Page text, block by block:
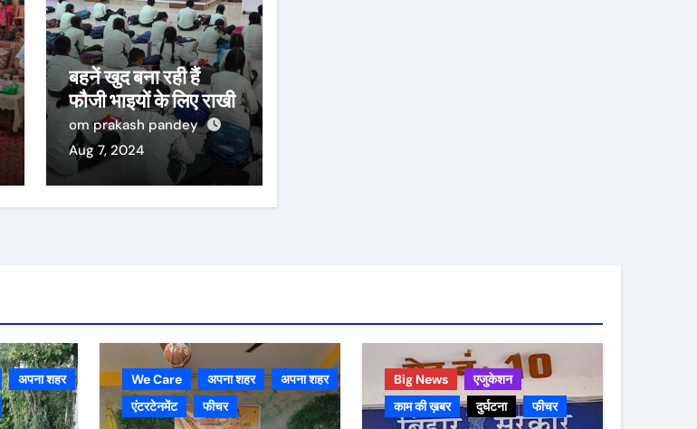
बहनें खुद बना रही हैं
फौजी भाइयों के लिए राखी
om prakash pandey
Aug 7, 2024
अपना शहर
We Care अपना शहर
अपना शहर
एंटरटेनमेंट
फीचर
Big News
एजुकेशन
काम की ख़बर
दुर्घटना फीचर